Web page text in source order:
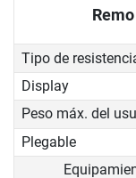
Tipo de
Display
Peso máx. del
Plegable